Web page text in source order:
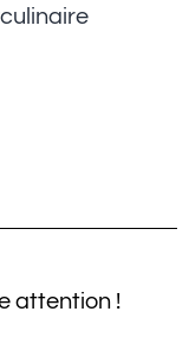
attention !